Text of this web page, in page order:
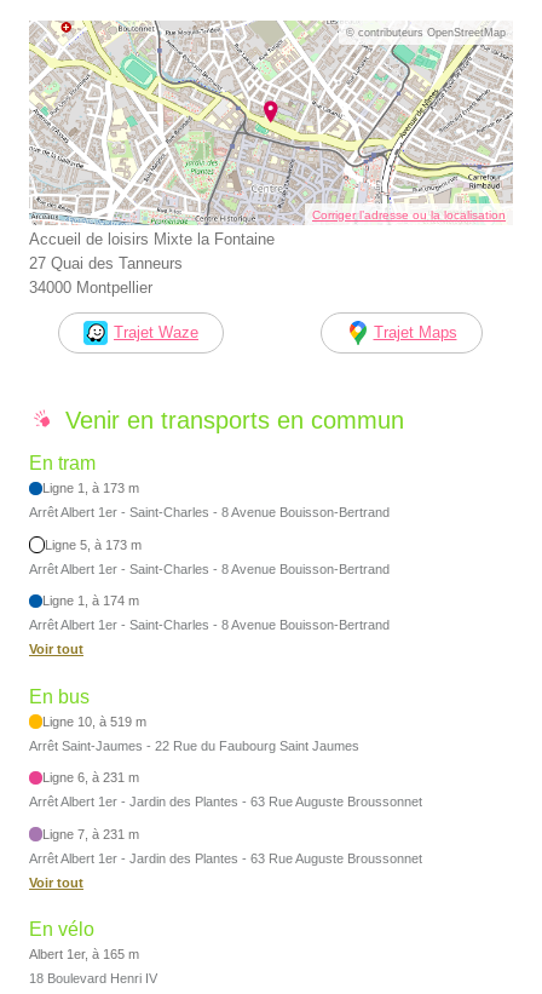
© contributeurs OpenStreetMap
Corriger l’adresse ou la localisation
Accueil de loisirs Mixte la Fontaine
27 Quai des Tanneurs
34000 Montpellier
Trajet Waze Trajet Maps
Venir en transports en commun
En tram
Ligne 1, à 173 m
Arrêt Albert 1er - Saint-Charles - 8 Avenue Bouisson-Bertrand
Ligne 5, à 173 m
Arrêt Albert 1er - Saint-Charles - 8 Avenue Bouisson-Bertrand
Ligne 1, à 174 m
Arrêt Albert 1er - Saint-Charles - 8 Avenue Bouisson-Bertrand
Voir tout
En bus
Ligne 10, à 519 m
Arrêt Saint-Jaumes - 22 Rue du Faubourg Saint Jaumes
Ligne 6, à 231 m
Arrêt Albert 1er - Jardin des Plantes - 63 Rue Auguste Broussonnet
Ligne 7, à 231 m
Arrêt Albert 1er - Jardin des Plantes - 63 Rue Auguste Broussonnet
Voir tout
En vélo
Albert 1er, à 165 m
18 Boulevard Henri IV